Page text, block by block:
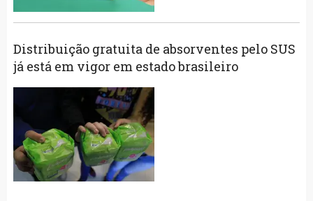
Distribuição gratuita de absorventes pelo SUS
já está em vigor em estado brasileiro